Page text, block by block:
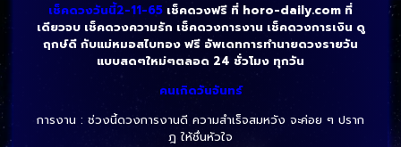
เช็คดวงวันนี้2-11-65 เช็คดวงฟรี ที่ horo-daily.com ที่
เดียวจบ เช็คดวงความรัก เช็คดวงการงาน เช็คดวงการเงิน ดู
ฤกษ์ดี กับแม่หมอสไบทอง ฟรี อัพเดทการทำนายดวงรายวัน
แบบสดๆใหม่ๆตลอด 24 ชั่วโมง ทุกวัน
คนเกิดวันจันทร์
การงาน : ช่วงนี้ดวงการงานดี ความสำเร็จสมหวัง จะค่อย ๆ ปราก
ฎ ให้ชื่นหัวใจ